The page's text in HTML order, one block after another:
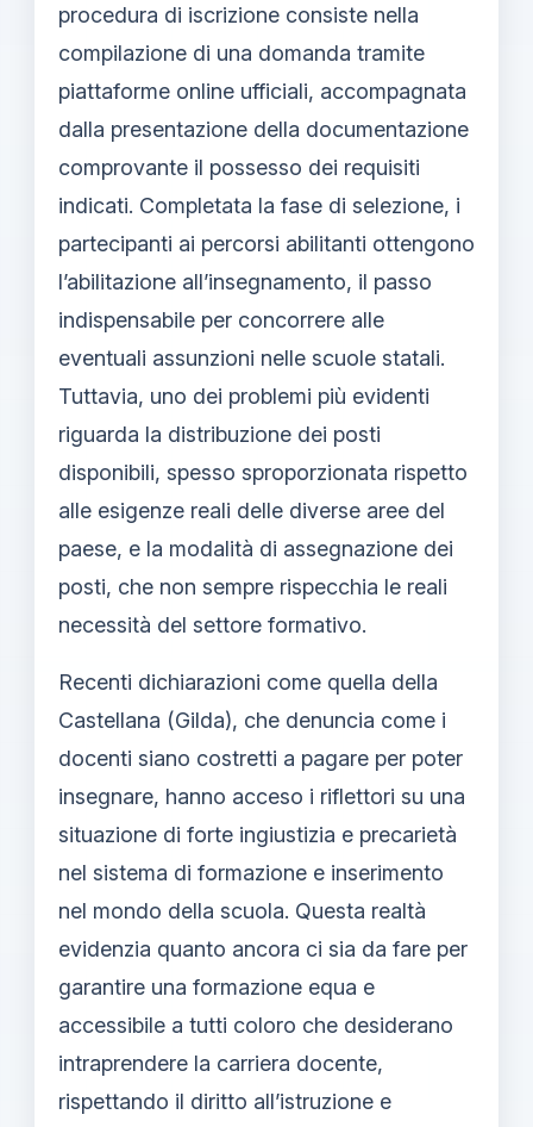
procedura di iscrizione consiste nella
compilazione di una domanda tramite
piattaforme online ufficiali, accompagnata
dalla presentazione della documentazione
comprovante il possesso dei requisiti
indicati. Completata la fase di selezione, i
partecipanti ai percorsi abilitanti ottengono
l’abilitazione all’insegnamento, il passo
indispensabile per concorrere alle
eventuali assunzioni nelle scuole statali.
Tuttavia, uno dei problemi più evidenti
riguarda la distribuzione dei posti
disponibili, spesso sproporzionata rispetto
alle esigenze reali delle diverse aree del
paese, e la modalità di assegnazione dei
posti, che non sempre rispecchia le reali
necessità del settore formativo.
Recenti dichiarazioni come quella della
Castellana (Gilda), che denuncia come i
docenti siano costretti a pagare per poter
insegnare, hanno acceso i riflettori su una
situazione di forte ingiustizia e precarietà
nel sistema di formazione e inserimento
nel mondo della scuola. Questa realtà
evidenzia quanto ancora ci sia da fare per
garantire una formazione equa e
accessibile a tutti coloro che desiderano
intraprendere la carriera docente,
rispettando il diritto all’istruzione e